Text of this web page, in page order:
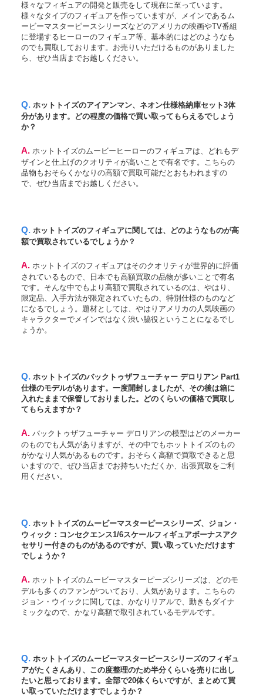
様々なフィギュアの開発と販売をして現在に至っています。
様々なタイプのフィギュアを作っていますが、メインであるム
ービーマスターピースシリーズなどのアメリカの映画やTV番組
に登場するヒーローのフィギュア等、基本的にはどのようなも
のでも買取しております。お売りいただけるものがありました
ら、ぜひ当店までお越しください。
Q. ホットトイズのアイアンマン、ネオン仕様格納庫セット3体
分があります。どの程度の価格で買い取ってもらえるでしょう
か？
A. ホットトイズのムービーヒーローのフィギュアは、どれもデ
ザインと仕上げのクオリティが高いことで有名です。こちらの
品物もおそらくかなりの高額で買取可能だとおもわれますの
で、ぜひ当店までお越しください。
Q. ホットトイズのフィギュアに関しては、どのようなものが高
額で買取されているでしょうか？
A. ホットトイズのフィギュアはそのクオリティが世界的に評価
されているもので、日本でも高額買取の品物が多いことで有名
です。そんな中でもより高額で買取されているのは、やはり、
限定品、入手方法が限定されていたもの、特別仕様のものなど
になるでしょう。題材としては、やはりアメリカの人気映画の
キャラクターでメインではなく渋い脇役ということになるでし
ょうか。
Q. ホットトイズのバックトゥザフューチャー デロリアン Part1
仕様のモデルがあります。一度開封しましたが、その後は箱に
入れたままで保管しておりました。どのくらいの価格で買取し
てもらえますか？
A. バックトゥザフューチャー デロリアンの模型はどのメーカー
のものでも人気がありますが、その中でもホットトイズのもの
がかなり人気があるものです。おそらく高額で買取できると思
いますので、ぜひ当店までお持ちいただくか、出張買取をご利
用ください。
Q. ホットトイズのムービーマスターピースシリーズ、ジョン・
ウィック：コンセクエンス1/6スケールフィギュアボーナスアク
セサリー付きのものがあるのですが、買い取っていただけます
でしょうか？
A. ホットトイズのムービーマスターピーズシリーズは、どのモ
デルも多くのファンがついており、人気があります。こちらの
ジョン・ウイックに関しては、かなりリアルで、動きもダイナ
ミックなので、かなり高額で取引されているモデルです。
Q. ホットトイズのムービーマスターピースシリーズのフィギュ
アがたくさんあり、この度整理のため半分くらいを売りに出し
たいと思っております。全部で20体くらいですが、まとめて買
い取っていただけますでしょうか？